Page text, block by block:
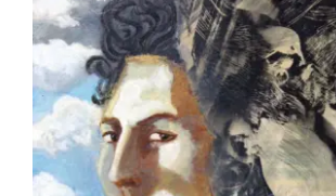
BETREMIEUX Laurent –